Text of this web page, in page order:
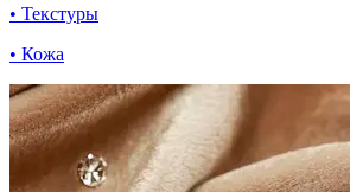
• Текстуры
• Кожа